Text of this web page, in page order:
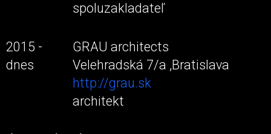
spoluzakladateľ
2015 -
dnes
GRAU architects
Velehradská 7/a ,Bratislava
http://grau.sk
architekt